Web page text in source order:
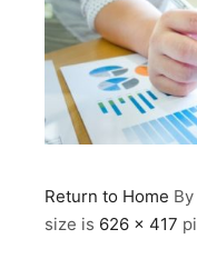
Return to Home By
size is 626 × 417